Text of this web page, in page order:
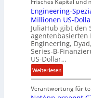
m
e
n
d
z
a
h
l
e
i
s
y
a
n
C
o
u
s
o
Frisches Kapital und
Engineering-
Millionen US-
JuliaHub gibt den
agentenbasierten
Engineering,
Series-B-
US-Dollar…
Weiterlesen:
E
n
Verantwortung für